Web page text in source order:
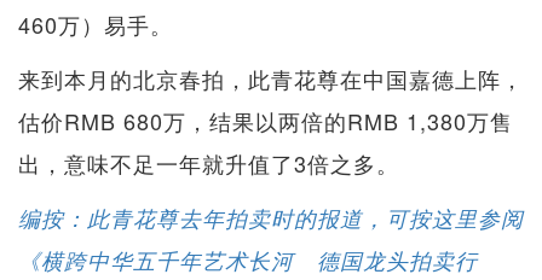
460万）易手。
来到本月的北京春拍，此青花尊在中国嘉德上阵，
估价RMB 680万，结果以两倍的RMB 1,380万售
出，意味不足一年就升值了3倍之多。
编按：此青花尊去年拍卖时的报道，可按这里参阅
《横跨中华五千年艺术长河 德国龙头拍卖行